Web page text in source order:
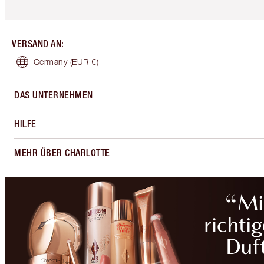
VERSAND AN:
Germany (EUR €)
DAS UNTERNEHMEN
HILFE
MEHR ÜBER CHARLOTTE